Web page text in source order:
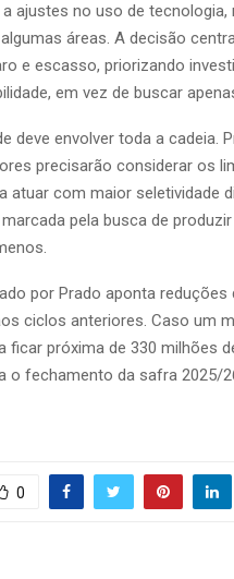
ajustes no uso de
áreas. A decisão
e escasso, priorizando
em vez de buscar
deve envolver toda a cadeia.
precisarão considerar os
atuar com maior seletividade
pela busca de
por Prado aponta reduções
ciclos anteriores. Caso um
ficar próxima de 330 milhões
o fechamento da safra 2025/
0